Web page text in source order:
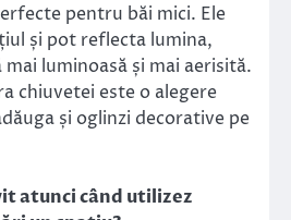
pentru băi mici. Ele
și pot reflecta lumina,
luminoasă și mai aerisită.
chiuvetei este o alegere
și oglinzi decorative pe
atunci când utilizez